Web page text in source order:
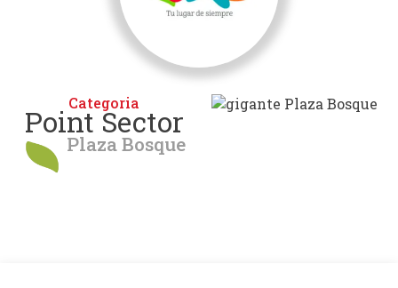
Categoria
Point Sector
Plaza Bosque